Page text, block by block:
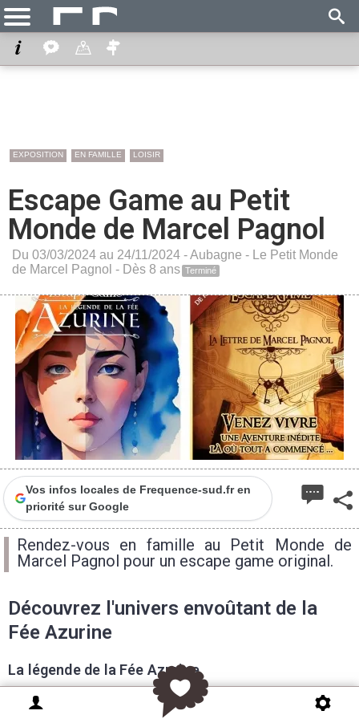
EXPOSITION EN FAMILLE LOISIR
Escape Game au Petit
Monde de Marcel Pagnol
Du 03/03/2024 au 24/11/2024 -Aubagne -
Le Petit Monde
de Marcel Pagnol - Dès 8 ans Terminé
Vos infos locales de Frequence-sud.fr en
priorité sur Google
Rendez-vous en famille au Petit Monde de
Marcel Pagnol pour un escape game original.
Découvrez l'univers envoûtant de la
Fée Azurine
La légende de la Fée Azurine
Votre groupe d'explorateurs cherche à percer le